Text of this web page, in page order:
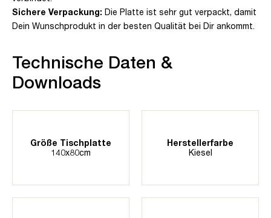
Sichere Verpackung: Die Platte ist sehr gut verpackt, damit
Dein Wunschprodukt in der besten Qualität bei Dir ankommt.
Technische Daten &
Downloads
Größe Tischplatte
140x80cm
Herstellerfarbe
Kiesel